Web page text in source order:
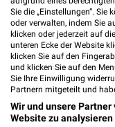
Adresse,
die Takko
Sie die „Einstellungen“. Sie
oder verwalten, indem Sie
klicken oder jederzeit auf
unteren Ecke der Website
klicken Sie auf den
und klicken Sie auf den
Sie Ihre Einwilligung
Partnern mitgeteilt und
Wir und unsere
Website zu